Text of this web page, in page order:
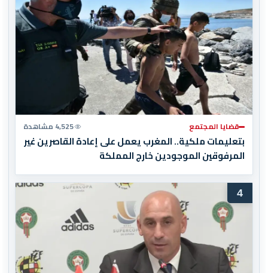
قضايا المجتمع 4,525 مشاهدة
بتعليمات ملكية.. المغرب يعمل على إعادة القاصرين غير
المرفوقين الموجودين خارج المملكة
4